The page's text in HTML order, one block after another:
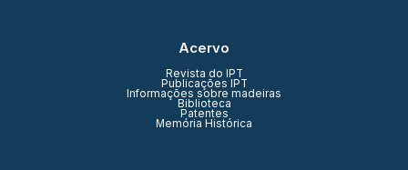
Acervo
Revista do IPT
Publicações IPT
Informações sobre madeiras
Biblioteca
Patentes
Memória Histórica